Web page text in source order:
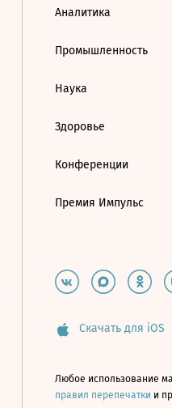
Аналитика
Промышленность
Наука
Здоровье
Конференции
Премия Импульс
Скачать для iOS
Любое использование
правил перепечатки и